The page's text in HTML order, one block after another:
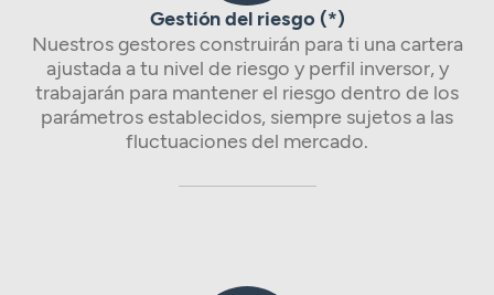
Gestión del riesgo (*)
Nuestros gestores construirán para ti una cartera
ajustada a tu nivel de riesgo y perfil inversor, y
trabajarán para mantener el riesgo dentro de los
parámetros establecidos, siempre sujetos a las
fluctuaciones del mercado.